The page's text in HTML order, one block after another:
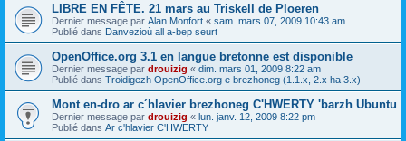
LIBRE EN FÊTE. 21 mars au Triskell de Ploeren
Dernier message par Alan Monfort « sam. mars 07, 2009 10:43 am
Publié dans Danvezioù all a-bep seurt
OpenOffice.org 3.1 en langue bretonne est disponible
Dernier message par drouizig « dim. mars 01, 2009 8:22 am
Publié dans Troidigezh OpenOffice.org e brezhoneg (1.1.x, 2.x ha 3.x)
Mont en-dro ar c´hlavier brezhoneg C'HWERTY 'barzh Ubuntu
Dernier message par drouizig « lun. janv. 12, 2009 8:22 pm
Publié dans Ar c'hlavier C'HWERTY